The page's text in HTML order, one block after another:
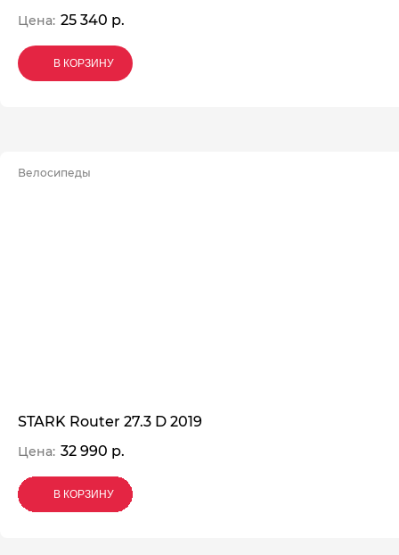
Цена: 25 340 р.
В КОРЗИНУ
В КОРЗИНУ
В КОРЗИНУ
Велосипеды
STARK Router 27.3 D 2019
Цена: 32 990 р.
В КОРЗИНУ
В КОРЗИНУ
В КОРЗИНУ